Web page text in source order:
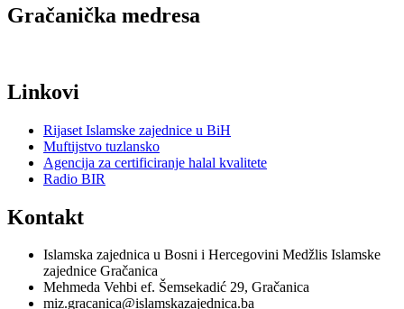
Gračanička medresa
Linkovi
Rijaset Islamske zajednice u BiH
Muftijstvo tuzlansko
Agencija za certificiranje halal kvalitete
Radio BIR
Kontakt
Islamska zajednica u Bosni i Hercegovini Medžlis Islamske
zajednice Gračanica
Mehmeda Vehbi ef. Šemsekadić 29, Gračanica
miz.gracanica@islamskazajednica.ba